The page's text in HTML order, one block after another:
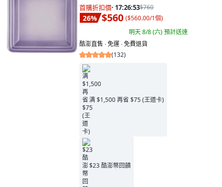
首購折扣價· 17:26:52$760
26% $560 ($560.00/1個)
明天 8/8 (六)預計送達
酷澎直售 ∙ 免運 ∙ 免費退貨
(132)
满 $1,500 再省 $75 (王道卡)
$23 酷澎幣回饋